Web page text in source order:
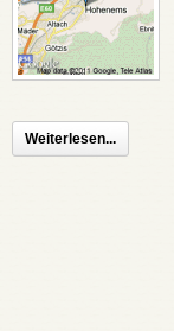
Weiterlesen...